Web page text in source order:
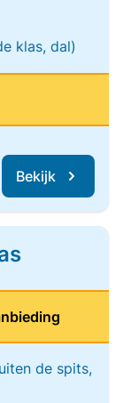
klas, dal)
Bekijk
de spits,